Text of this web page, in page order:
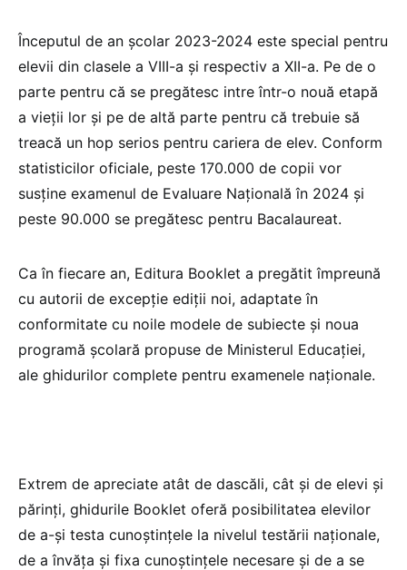
Începutul de an școlar 2023-2024 este special pentru
elevii din clasele a VIII-a și respectiv a XII-a. Pe de o
parte pentru că se pregătesc intre într-o nouă etapă
a vieții lor și pe de altă parte pentru că trebuie să
treacă un hop serios pentru cariera de elev. Conform
statisticilor oficiale, peste 170.000 de copii vor
susține examenul de Evaluare Națională în 2024 și
peste 90.000 se pregătesc pentru Bacalaureat.
Ca în fiecare an, Editura Booklet a pregătit împreună
cu autorii de excepție ediții noi, adaptate în
conformitate cu noile modele de subiecte și noua
programă școlară propuse de Ministerul Educației,
ale ghidurilor complete pentru examenele naționale.
Extrem de apreciate atât de dascăli, cât și de elevi și
părinți, ghidurile Booklet oferă posibilitatea elevilor
de a-și testa cunoștințele la nivelul testării naționale,
de a învăța și fixa cunoștințele necesare și de a se